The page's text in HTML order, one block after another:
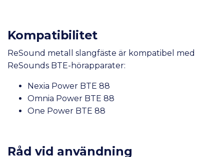
Kompatibilitet
ReSound metall slangfäste är kompatibel med
ReSounds BTE-hörapparater:
Nexia Power BTE 88
Omnia Power BTE 88
One Power BTE 88
Råd vid användning